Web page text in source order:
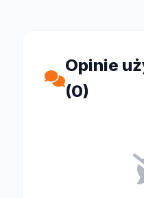
Opinie
(0)